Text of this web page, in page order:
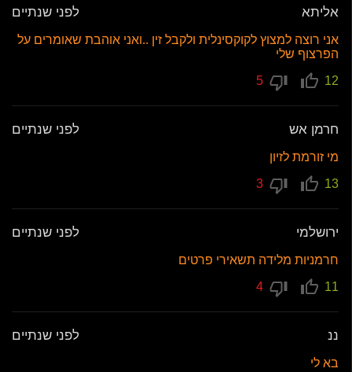
אליתא לפני שנתיים
אני רוצה למצוץ לקוקסינלית ולקבל זין ..ואני אוהבת שאומרים על
הפרצוף שלי
12
חרמן אש לפני שנתיים
מי זורמת לזיון
13
ירושלמי לפני שנתיים
חרמניות מלידה תשאירי פרטים
11
ננ לפני שנתיים
בא לי